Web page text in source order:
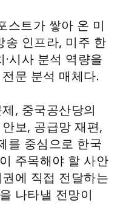
스트가 쌓아 온 미
송 인프라, 미주 한
시사 분석 역량을
문 분석 매체다.
, 중국공산당의
보, 공급망 재편,
를 중심으로 한국
주목해야 할 사안
에 직접 전달하는
나타낼 전망이